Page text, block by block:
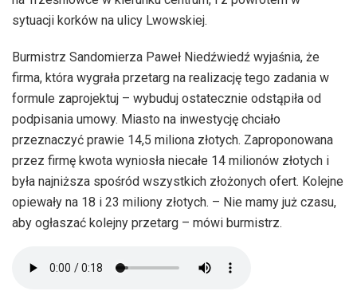
sytuacji korków na ulicy Lwowskiej.
Burmistrz Sandomierza Paweł Niedźwiedź wyjaśnia, że
firma, która wygrała przetarg na realizację tego zadania w
formule zaprojektuj – wybuduj ostatecznie odstąpiła od
podpisania umowy. Miasto na inwestycję chciało
przeznaczyć prawie 14,5 miliona złotych. Zaproponowana
przez firmę kwota wyniosła niecałe 14 milionów złotych i
była najniższa spośród wszystkich złożonych ofert. Kolejne
opiewały na 18 i 23 miliony złotych. – Nie mamy już czasu,
aby ogłaszać kolejny przetarg – mówi burmistrz.